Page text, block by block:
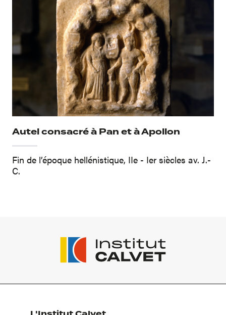
Autel consacré à Pan et à Apollon
Fin de l’époque hellénistique, IIe - Ier siècles av. J.-
C.